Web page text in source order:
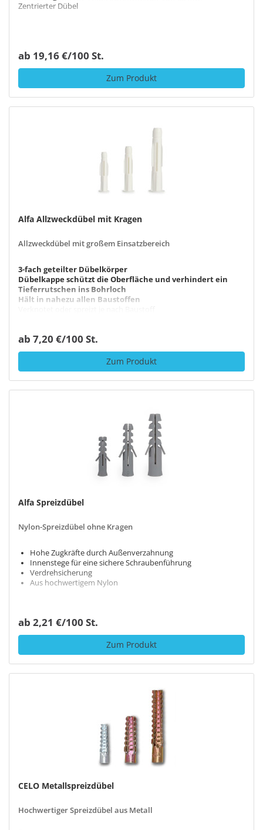
Zentrierter Dübel
ab 19,16 €/100 St.
Zum Produkt
Alfa Allzweckdübel mit Kragen
Allzweckdübel mit großem Einsatzbereich
3-fach geteilter Dübelkörper
Dübelkappe schützt die Oberfläche und verhindert ein
Tieferrutschen ins Bohrloch
Hält in nahezu allen Baustoffen
ab 7,20 €/100 St.
Zum Produkt
Alfa Spreizdübel
Nylon-Spreizdübel ohne Kragen
Hohe Zugkräfte durch Außenverzahnung
Innenstege für eine sichere Schraubenführung
Verdrehsicherung
Aus hochwertigem Nylon
ab 2,21 €/100 St.
Zum Produkt
CELO Metallspreizdübel
Hochwertiger Spreizdübel aus Metall